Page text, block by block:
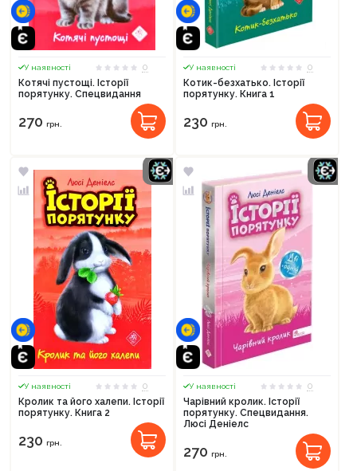
У наявності
0
Котячі пустощі. Історії
порятунку. Спецвидання
270 грн.
У наявності
0
Котик-безхатько. Історії
порятунку. Книга 1
230 грн.
У наявності
0
Кролик та його халепи. Історії
порятунку. Книга 2
230 грн.
У наявності
0
Чарівний кролик. Історії
порятунку. Спецвидання.
Люсі Деніелс
270 грн.